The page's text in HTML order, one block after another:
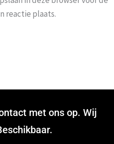
reactie plaats.
met ons op. Wij